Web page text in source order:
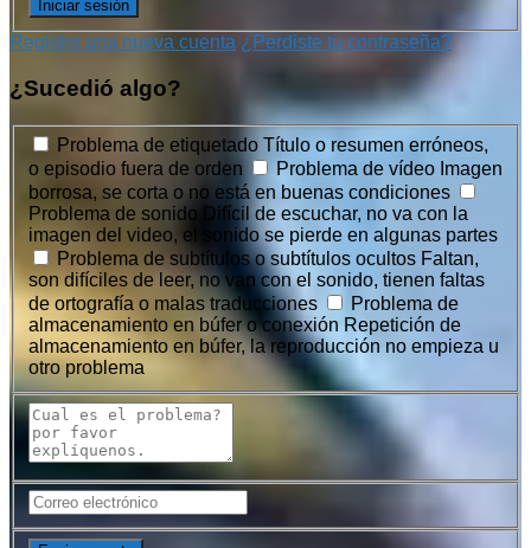
Registre una nueva cuenta ¿Perdiste tu contraseña?
¿Sucedió algo?
Problema de etiquetado Título o resumen erróneos,
o episodio fuera de orden
Problema de vídeo Imagen
borrosa, se corta o no está en buenas condiciones
Problema de sonido
Difícil de escuchar, no va con la
imagen del video, el sonido se pierde en algunas partes
Problema de subtítulos o subtítulos ocultos Faltan,
son difíciles de leer, no van con el sonido, tienen faltas
de ortografía o malas traducciones
Problema de
almacenamiento en búfer o conexión Repetición de
almacenamiento en búfer, la reproducción no empieza u
otro problema